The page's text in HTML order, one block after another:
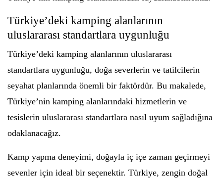
Türkiye’deki kamping alanlarının
uluslararası standartlara uygunluğu
Türkiye’deki kamping alanlarının uluslararası
standartlara uygunluğu, doğa severlerin ve tatilcilerin
seyahat planlarında önemli bir faktördür. Bu makalede,
Türkiye’nin kamping alanlarındaki hizmetlerin ve
tesislerin uluslararası standartlara nasıl uyum sağladığına
odaklanacağız.
Kamp yapma deneyimi, doğayla iç içe zaman geçirmeyi
sevenler için ideal bir seçenektir. Türkiye, zengin doğal